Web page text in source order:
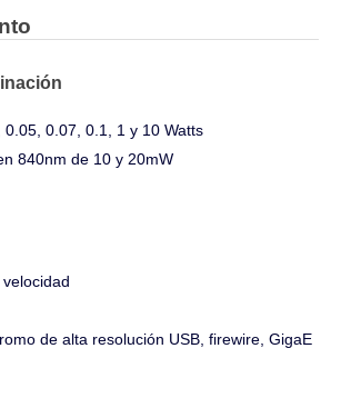
0.05, 0.07, 0.1, 1 y 10 Watts
840nm de 10 y 20mW
de alta resolución USB, firewire, GigaE